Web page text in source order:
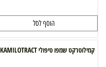
הוסף לסל
קמילוטרקט שמפו טיפולי KAMILOTRACT